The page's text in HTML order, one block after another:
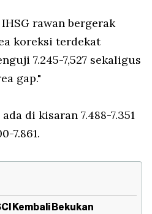
rawan bergerak
koreksi terdekat
7.245-7,527 sekaligus
gap."
di kisaran 7.488-7.351
7.861.
Kembali Bekukan